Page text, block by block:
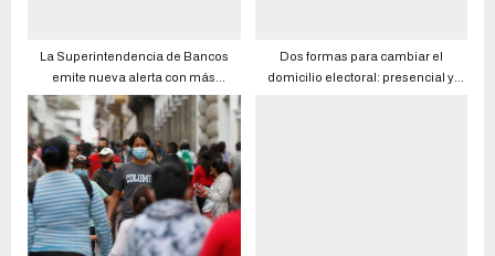
La Superintendencia de Bancos
emite nueva alerta con más
entidades no autorizadas para
operar en Ecuador
Dos formas para cambiar el
domicilio electoral: presencial y